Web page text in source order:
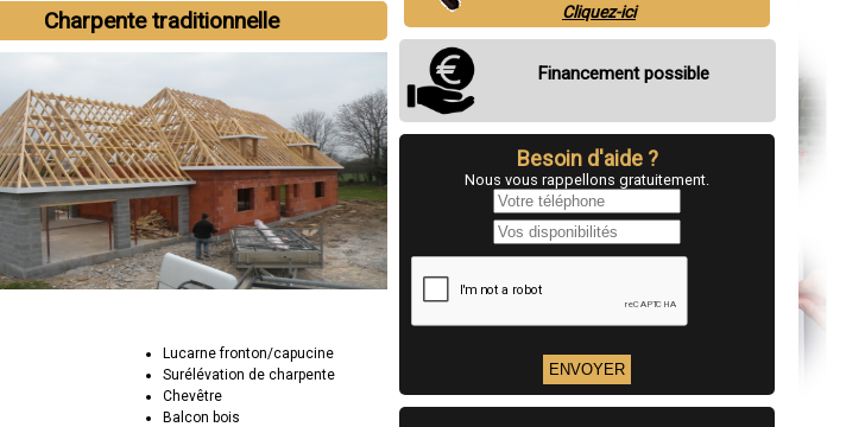
Charpente traditionnelle
Lucarne fronton/capucine
Surélévation de charpente
Chevêtre
Balcon bois
Cliquez-ici
Financement possible
Besoin d'aide ?
Nous vous rappellons gratuitement.